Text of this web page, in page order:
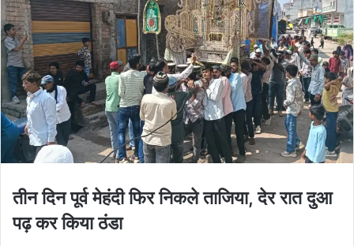
तीन दिन पूर्व मेहंदी फिर निकले ताजिया, देर रात दुआ
पढ़ कर किया ठंडा